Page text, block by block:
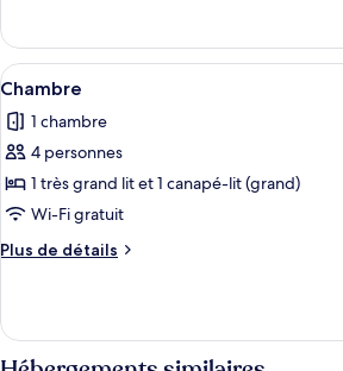
Chambre
le
type
de
Chambre
Afficher
toutes
les
photos
pour
ce
type
de
Chambre
Une
9
Chambre
1 chambre
4 personnes
1 très grand lit et 1 canapé-lit (grand)
Wi-Fi gratuit
Plus de détails
Plus
le
type